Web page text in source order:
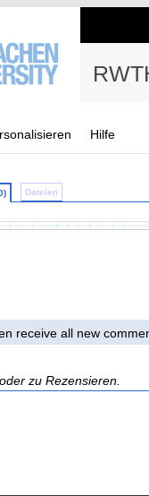
Hilfe
Dateien
receive all new
zu Rezensieren.